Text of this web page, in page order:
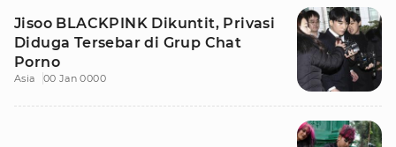
Jisoo BLACKPINK Dikuntit, Privasi
Diduga Tersebar di Grup Chat
Porno
Asia 00 Jan 0000